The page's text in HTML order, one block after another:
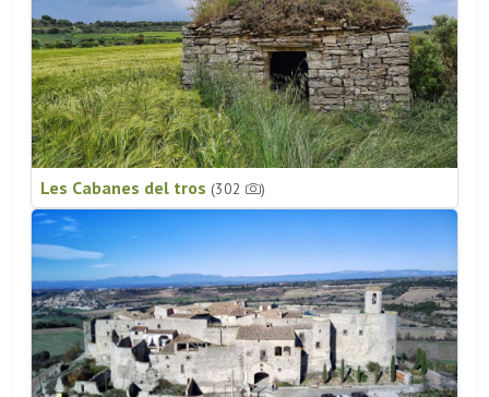
Les Cabanes del tros (302 )